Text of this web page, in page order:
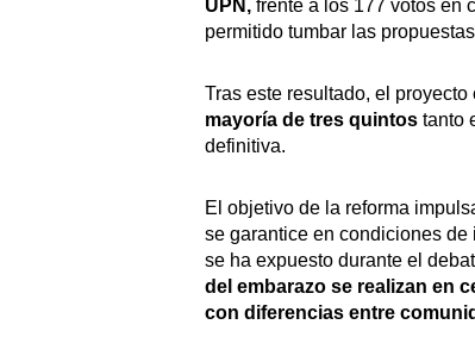
UPN, frente a los 177 votos en
permitido tumbar las
Tras este resultado, el
mayoría de tres quintos tanto
definitiva.
El objetivo de la reforma
se garantice en condiciones
se ha expuesto durante el
del embarazo se realizan en
con diferencias entre